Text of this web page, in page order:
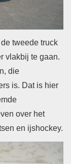
tweede truck
vlakbij te gaan.
die
is. Dat is hier
over het
en ijshockey.